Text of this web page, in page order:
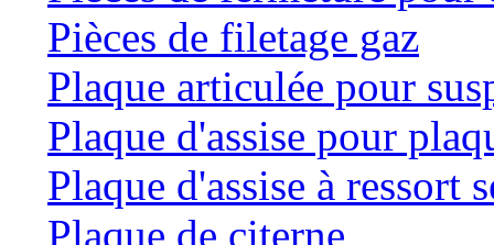
Pièces de filetage gaz
Plaque articulée pour
Plaque d'assise pour
Plaque d'assise à ressort
Plaque de citerne